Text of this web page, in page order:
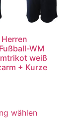
WM
weiß
+ Kurze
wählen